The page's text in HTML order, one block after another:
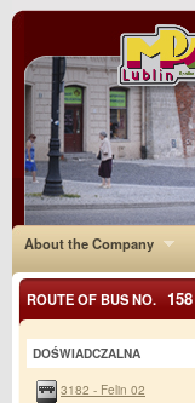
About the Company
ROUTE OF BUS NO. 158
DOŚWIADCZALNA
3182 - Felin 02